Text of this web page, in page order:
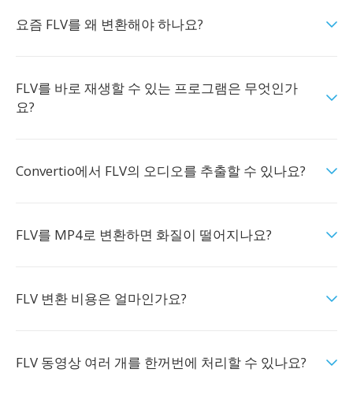
요즘 FLV를 왜 변환해야 하나요?
FLV를 바로 재생할 수 있는 프로그램은 무엇인가
요?
Convertio에서 FLV의 오디오를 추출할 수 있나요?
FLV를 MP4로 변환하면 화질이 떨어지나요?
FLV 변환 비용은 얼마인가요?
FLV 동영상 여러 개를 한꺼번에 처리할 수 있나요?